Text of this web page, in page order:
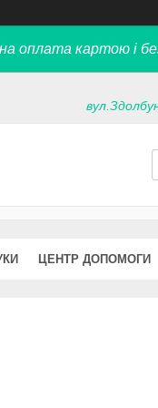
оплата картою і
ЦЕНТР ДОПОМОГИ